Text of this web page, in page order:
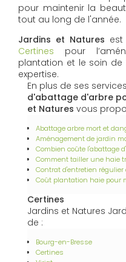
pour maintenir la
tout au long de l'année.
Jardins et Natures
Certines pour
plantation et le soin de
expertise.
En plus de ses
d'abattage d'arbre
et Natures vous
Abattage arbre mort et
Aménagement de jardin
Combien coûte l'abattage
Comment tailler une haie
Contrat d'entretien
Coût plantation haie pour
Certines
Jardins et Natures
de :
Bourg-en-Bresse
Certines